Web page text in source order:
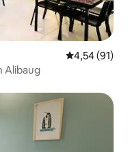
Vidutinis
4,54 (91)
Alibaug